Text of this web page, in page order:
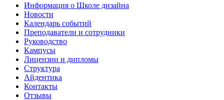
Информация о Школе дизайна
Новости
Календарь событий
Преподаватели и сотрудники
Руководство
Кампусы
Лицензии и дипломы
Структура
Айдентика
Контакты
Отзывы